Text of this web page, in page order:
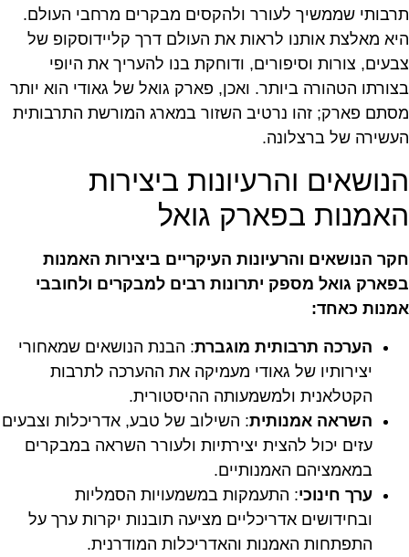
תרבותי שממשיך לעורר ולהקסים מבקרים מרחבי העולם.
היא מאלצת אותנו לראות את העולם דרך קליידוסקופ של
צבעים, צורות וסיפורים, ודוחקת בנו להעריך את היופי
בצורתו הטהורה ביותר. ואכן, פארק גואל של גאודי הוא יותר
מסתם פארק; זהו נרטיב השזור במארג המורשת התרבותית
העשירה של ברצלונה.
הנושאים והרעיונות ביצירות
האמנות בפארק גואל
חקר הנושאים והרעיונות העיקריים ביצירות האמנות
בפארק גואל מספק יתרונות רבים למבקרים ולחובבי
אמנות כאחד:
הערכה תרבותית מוגברת: הבנת הנושאים שמאחורי
יצירותיו של גאודי מעמיקה את ההערכה לתרבות
הקטלאנית ולמשמעותה ההיסטורית.
השראה אמנותית: השילוב של טבע, אדריכלות וצבעים
עזים יכול להצית יצירתיות ולעורר השראה במבקרים
במאמציהם האמנותיים.
ערך חינוכי: התעמקות במשמעויות הסמליות
ובחידושים אדריכליים מציעה תובנות יקרות ערך על
התפתחות האמנות והאדריכלות המודרנית.